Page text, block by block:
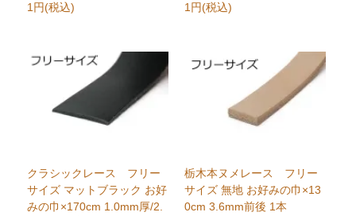
1円(税込)
1円(税込)
クラシックレース フリー
サイズ マットブラック お好
みの巾×170cm 1.0mm厚/2.
栃木本ヌメレース フリー
サイズ 無地 お好みの巾×13
0cm 3.6mm前後 1本